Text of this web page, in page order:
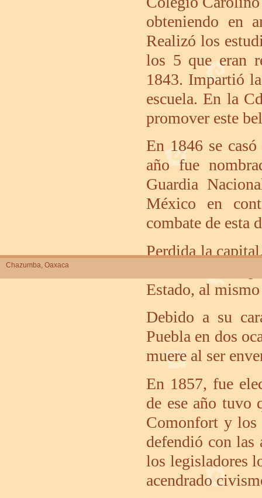
obteniendo en
Realizó los
los 5 que eran
1843. Impartió
escuela. En la
promover este
En 1846 se
año fue
Guardia
México en
combate de esta
Perdida la
Estado, al
Debido a su
Puebla en dos
muere al ser
En 1857, fue
de ese año tuvo
Comonfort y los
defendió con las
los legisladores
acendrado
Chazumba, Oaxaca